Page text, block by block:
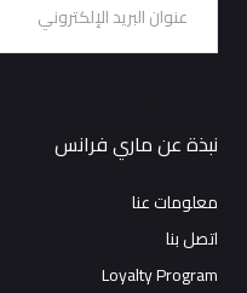
نبذة عن ماري فرانس
معلومات عنا
اتصل بنا
Loyalty Program